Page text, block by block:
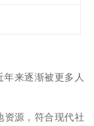
来逐渐被更多人
资源，符合现代社